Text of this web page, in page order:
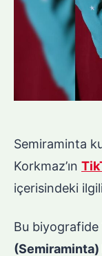
Semiraminta
Korkmaz’ın
içerisindeki
Bu biyografide
(Semiraminta)